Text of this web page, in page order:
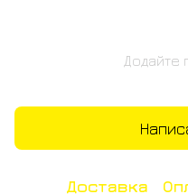
Додайте
Доставка